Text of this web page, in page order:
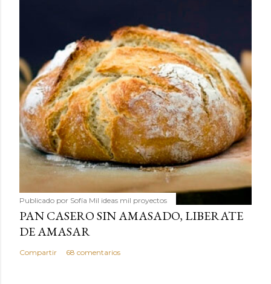
Publicado por Sofía Mil ideas mil proyectos
PAN CASERO SIN AMASADO, LIBERATE
DE AMASAR
Compartir 68 comentarios